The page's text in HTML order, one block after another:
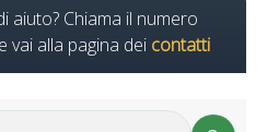
aiuto? Chiama il numero
vai alla pagina dei contatti